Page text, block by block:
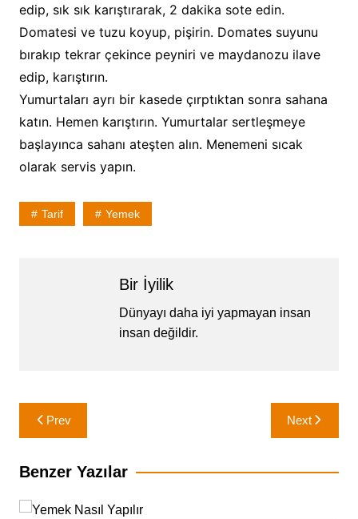
edip, sık sık karıştırarak, 2 dakika sote edin.
Domatesi ve tuzu koyup, pişirin. Domates suyunu
bırakıp tekrar çekince peyniri ve maydanozu ilave
edip, karıştırın.
Yumurtaları ayrı bir kasede çırptıktan sonra sahana
katın. Hemen karıştırın. Yumurtalar sertleşmeye
başlayınca sahanı ateşten alın. Menemeni sıcak
olarak servis yapın.
Tarif Yemek
Bir İyilik
Dünyayı daha iyi yapmayan insan
insan değildir.
Yazı
gezinmesi
Prev Next
Benzer Yazılar